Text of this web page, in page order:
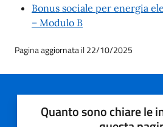
Bonus sociale per energia
– Modulo B
Pagina aggiornata il 22/10/2025
Quanto sono chiare le